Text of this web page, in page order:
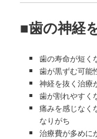
■歯の神経
歯の寿命が短く
歯が黒ずむ可能
神経を抜く治療
歯が割れやすく
痛みを感じなく
なりがち
治療費が多めに